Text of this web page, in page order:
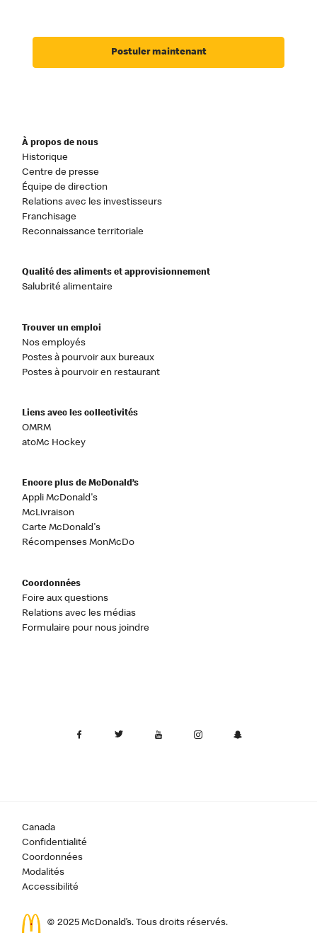
Postuler maintenant
À propos de nous
Historique
Centre de presse
Équipe de direction
Relations avec les investisseurs
Franchisage
Reconnaissance territoriale
Qualité des aliments et approvisionnement
Salubrité alimentaire
Trouver un emploi
Nos employés
Postes à pourvoir aux bureaux
Postes à pourvoir en restaurant
Liens avec les collectivités
OMRM
atoMc Hockey
Encore plus de McDonald’s
Appli McDonald's
McLivraison
Carte McDonald's
Récompenses MonMcDo
Coordonnées
Foire aux questions
Relations avec les médias
Formulaire pour nous joindre
Canada
Confidentialité
Coordonnées
Modalités
Accessibilité
© 2025 McDonald’s. Tous droits réservés.